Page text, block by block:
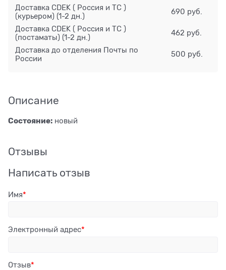
Доставка CDEK ( Россия и ТС )
(курьером) (1-2 дн.)
690 руб.
Доставка CDEK ( Россия и ТС )
(постаматы) (1-2 дн.)
462 руб.
Доставка до отделения Почты по
России
500 руб.
Описание
Состояние: новый
Отзывы
Написать отзыв
Имя
Электронный адрес
Отзыв